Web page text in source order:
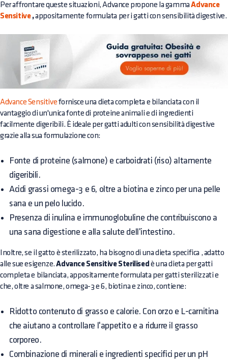
Per affrontare queste situazioni, Advance propone la gammaAdvance
Sensitive,appositamente formulata per i gatti con sensibilità digestive.
Advance Sensitive fornisce una dieta completa e bilanciata con il
vantaggio di un'unica fonte di proteine animali e di ingredienti
facilmente digeribili. È ideale per gatti adulti con sensibilità digestive
grazie alla sua formulazione con:
Fonte di proteine (salmone) e carboidrati (riso) altamente
digeribili.
Acidi grassi omega-3 e 6, oltre a biotina e zinco per una pelle
sana e un pelo lucido.
Presenza di inulina e immunoglobuline che contribuiscono a
una sana digestione e alla salute dell'intestino.
Inoltre, se il gatto è sterilizzato, ha bisogno di una dieta specifica , adatto
alle sue esigenze.Advance Sensitive Sterilised è una dieta per gatti
completa e bilanciata, appositamente formulata per gatti sterilizzati e
che, oltre a salmone, omega-3 e 6, biotina e zinco, contiene:
Ridotto contenuto di grasso e calorie. Con orzo e L-carnitina
che aiutano a controllare l'appetito e a ridurre il grasso
corporeo.
Combinazione di minerali e ingredienti specifici per un pH